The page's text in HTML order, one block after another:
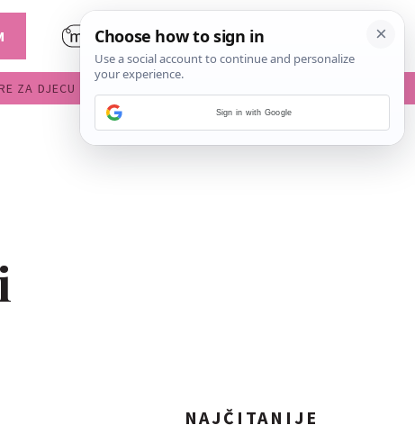
ZA DJECU
NAJČITANIJE
Sign in with Google